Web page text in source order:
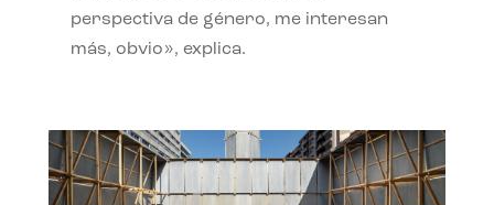
perspectiva de género, me interesan
más, obvio», explica.